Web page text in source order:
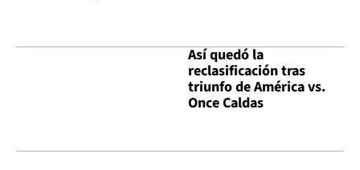
Así quedó la
reclasificación tras
triunfo de América vs.
Once Caldas